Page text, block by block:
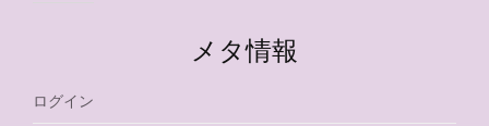
メタ情報
ログイン